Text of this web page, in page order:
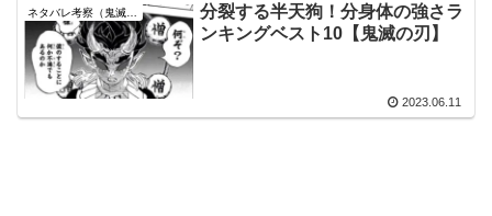
分裂する半天狗！分身体の強さラ
ンキングベスト10【鬼滅の刃】
2023.06.11